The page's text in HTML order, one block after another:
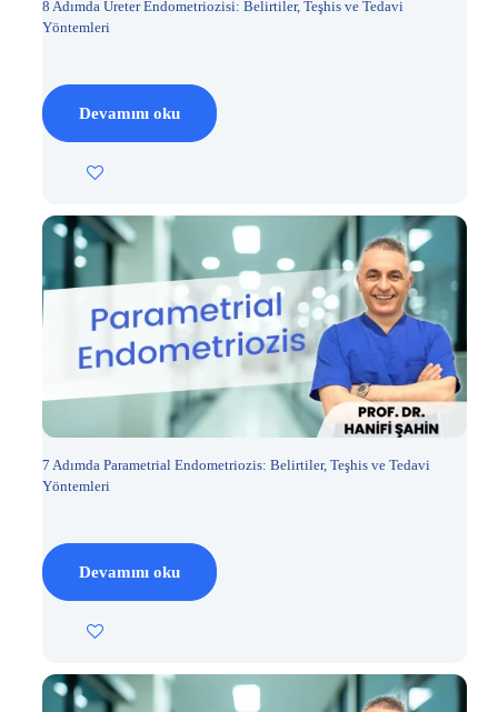
8 Adımda Üreter Endometriozisi: Belirtiler, Teşhis ve Tedavi
Yöntemleri
Devamını oku
7 Adımda Parametrial Endometriozis: Belirtiler, Teşhis ve Tedavi
Yöntemleri
Devamını oku